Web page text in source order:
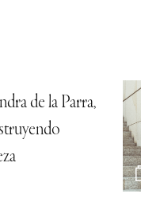
de la Parra,